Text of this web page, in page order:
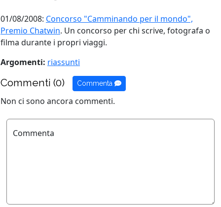
01/08/2008: Concorso "Camminando per il mondo",
Premio Chatwin. Un concorso per chi scrive, fotografa o
filma durante i propri viaggi.
Argomenti: riassunti
Commenti (0) Commenta
Non ci sono ancora commenti.
Commenta